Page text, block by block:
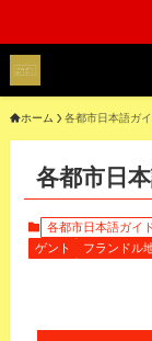
ホーム 各都市日本語ガ
各都市日
各都市日本語ガイ
ゲント
フランドル